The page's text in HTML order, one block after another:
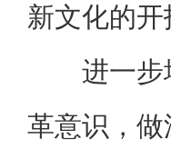
新文化的开
进一步
革意识，